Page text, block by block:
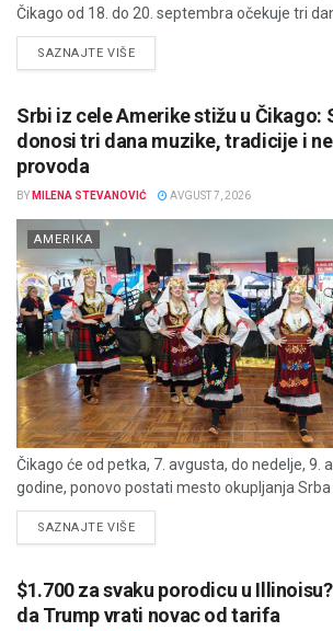
Čikago od 18. do 20. septembra očekuje tri
SAZNAJTE VIŠEDETAILS
Srbi iz cele Amerike stižu u Čikago:
donosi tri dana muzike, tradicije i
provoda
BY MILENA STEVANOVIĆ AVGUST 7, 2026
AMERIKA
Čikago će od petka, 7. avgusta, do nedelje, 9.
godine, ponovo postati mesto okupljanja Srba
SAZNAJTE VIŠEDETAILS
$1.700 za svaku porodicu u
da Trump vrati novac od tarifa